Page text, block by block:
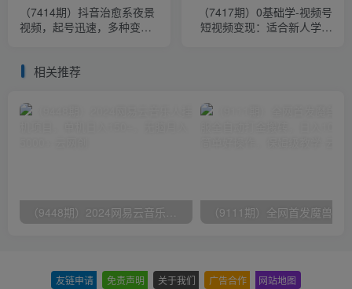
（7414期）抖音治愈系夜景
视频，起号迅速，多种变现
（7417期）0基础学-视频号
短视频变现：适合新人学习
相关推荐
友链申请 免责声明 关于我们 广告合作 网站地图